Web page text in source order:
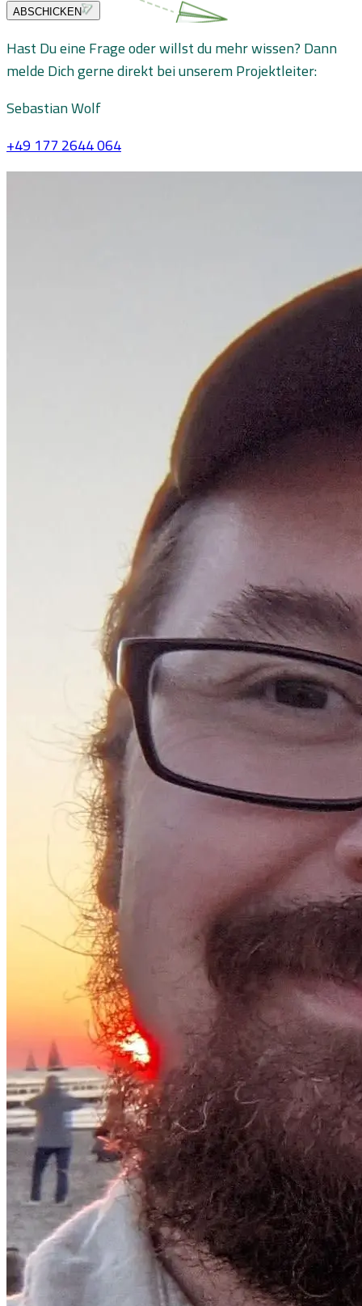
ABSCHICKEN
Hast Du eine Frage oder willst du mehr wissen? Dann
melde Dich gerne direkt bei unserem Projektleiter:
Sebastian Wolf
+49 177 2644 064